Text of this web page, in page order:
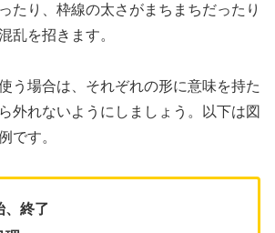
たり、枠線の太さがまちまちだったり
乱を招きます。
う場合は、それぞれの形に意味を持た
外れないようにしましょう。以下は図
です。
、終了